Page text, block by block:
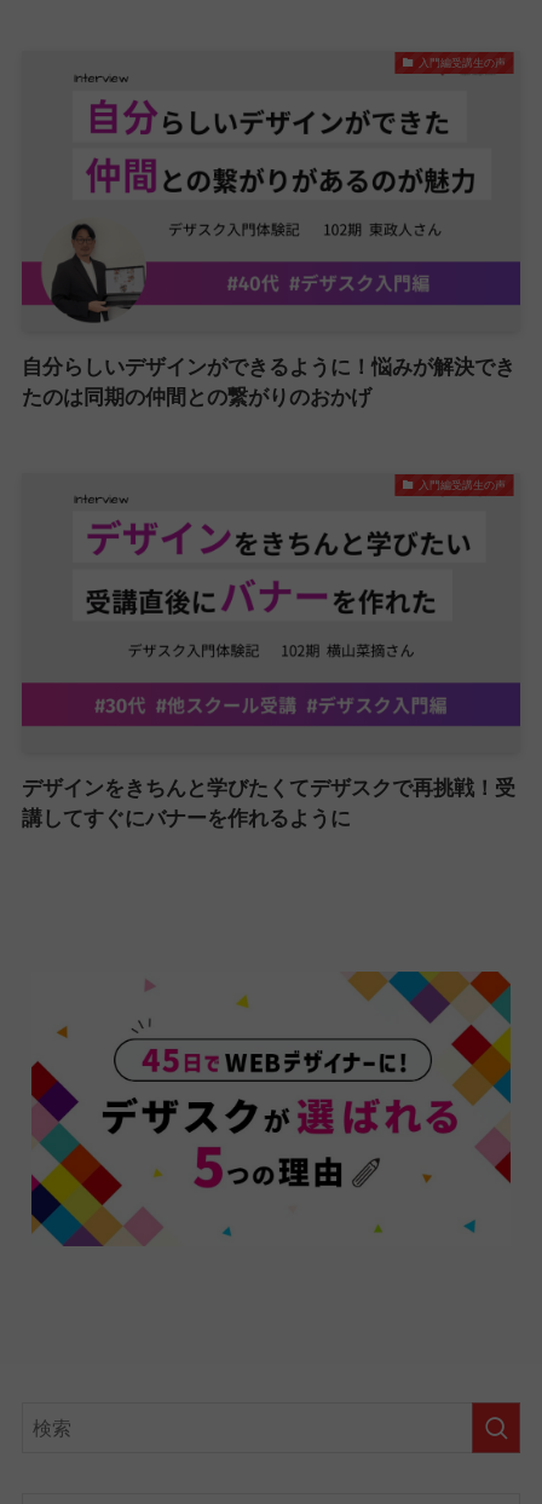
入門編受講生の声
自分らしいデザインができるように！悩みが解決でき
たのは同期の仲間との繋がりのおかげ
入門編受講生の声
デザインをきちんと学びたくてデザスクで再挑戦！受
講してすぐにバナーを作れるように